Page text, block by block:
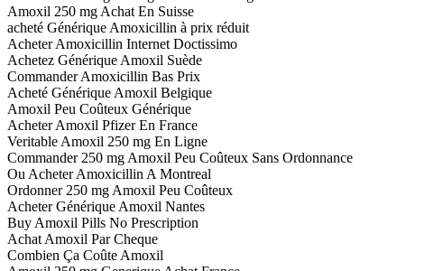
Amoxil 250 mg Achat En Suisse
acheté Générique Amoxicillin à prix réduit
Acheter Amoxicillin Internet Doctissimo
Achetez Générique Amoxil Suède
Commander Amoxicillin Bas Prix
Acheté Générique Amoxil Belgique
Amoxil Peu Coûteux Générique
Acheter Amoxil Pfizer En France
Veritable Amoxil 250 mg En Ligne
Commander 250 mg Amoxil Peu Coûteux Sans Ordonnance
Ou Acheter Amoxicillin A Montreal
Ordonner 250 mg Amoxil Peu Coûteux
Acheter Générique Amoxil Nantes
Buy Amoxil Pills No Prescription
Achat Amoxil Par Cheque
Combien Ça Coûte Amoxil